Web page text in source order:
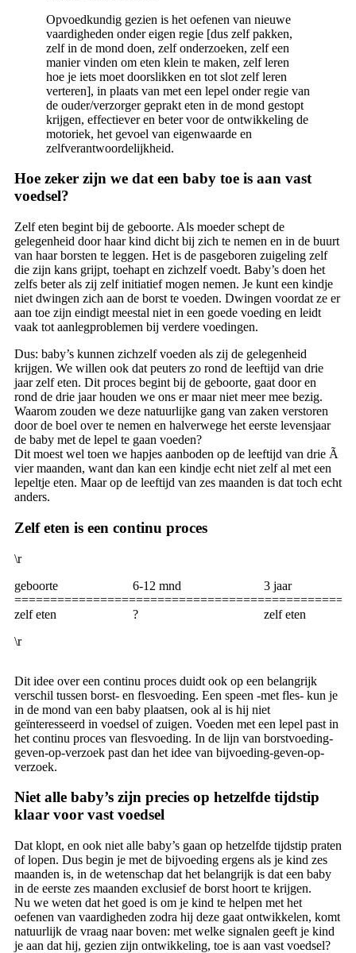
Opvoedkundig gezien is het oefenen van nieuwe
vaardigheden onder eigen regie [dus zelf pakken,
zelf in de mond doen, zelf onderzoeken, zelf een
manier vinden om eten klein te maken, zelf leren
hoe je iets moet doorslikken en tot slot zelf leren
verteren], in plaats van met een lepel onder regie van
de ouder/verzorger geprakt eten in de mond gestopt
krijgen, effectiever en beter voor de ontwikkeling de
motoriek, het gevoel van eigenwaarde en
zelfverantwoordelijkheid.
Hoe zeker zijn we dat een baby toe is aan vast
voedsel?
Zelf eten begint bij de geboorte. Als moeder schept de
gelegenheid door haar kind dicht bij zich te nemen en in de buurt
van haar borsten te leggen. Het is de pasgeboren zuigeling zelf
die zijn kans grijpt, toehapt en zichzelf voedt. Baby’s doen het
zelfs beter als zij zelf initiatief mogen nemen. Je kunt een kindje
niet dwingen zich aan de borst te voeden. Dwingen voordat ze er
aan toe zijn eindigt meestal niet in een goede voeding en leidt
vaak tot aanlegproblemen bij verdere voedingen.
Dus: baby’s kunnen zichzelf voeden als zij de gelegenheid
krijgen. We willen ook dat peuters zo rond de leeftijd van drie
jaar zelf eten. Dit proces begint bij de geboorte, gaat door en
rond de drie jaar houden we ons er maar niet meer mee bezig.
Waarom zouden we deze natuurlijke gang van zaken verstoren
door de boel over te nemen en halverwege het eerste levensjaar
de baby met de lepel te gaan voeden?
Dit moest wel toen we hapjes aanboden op de leeftijd van drie Ã
vier maanden, want dan kan een kindje echt niet zelf al met een
lepeltje eten. Maar op de leeftijd van zes maanden is dat toch echt
anders.
Zelf eten is een continu proces
\r
geboorte
6-12 mnd
3 jaar
zelf eten
?
zelf eten
\r
Dit idee over een continu proces duidt ook op een belangrijk
verschil tussen borst- en flesvoeding. Een speen -met fles- kun je
in de mond van een baby plaatsen, ook al is hij niet
geïnteresseerd in voedsel of zuigen. Voeden met een lepel past in
het continu proces van flesvoeding. In de lijn van borstvoeding-
geven-op-verzoek past dan het idee van bijvoeding-geven-op-
verzoek.
Niet alle baby’s zijn precies op hetzelfde tijdstip
klaar voor vast voedsel
Dat klopt, en ook niet alle baby’s gaan op hetzelfde tijdstip praten
of lopen. Dus begin je met de bijvoeding ergens als je kind zes
maanden is, in de wetenschap dat het belangrijk is dat een baby
in de eerste zes maanden exclusief de borst hoort te krijgen.
Nu we weten dat het goed is om je kind te helpen met het
oefenen van vaardigheden zodra hij deze gaat ontwikkelen, komt
natuurlijk de vraag naar boven: met welke signalen geeft je kind
je aan dat hij, gezien zijn ontwikkeling, toe is aan vast voedsel?